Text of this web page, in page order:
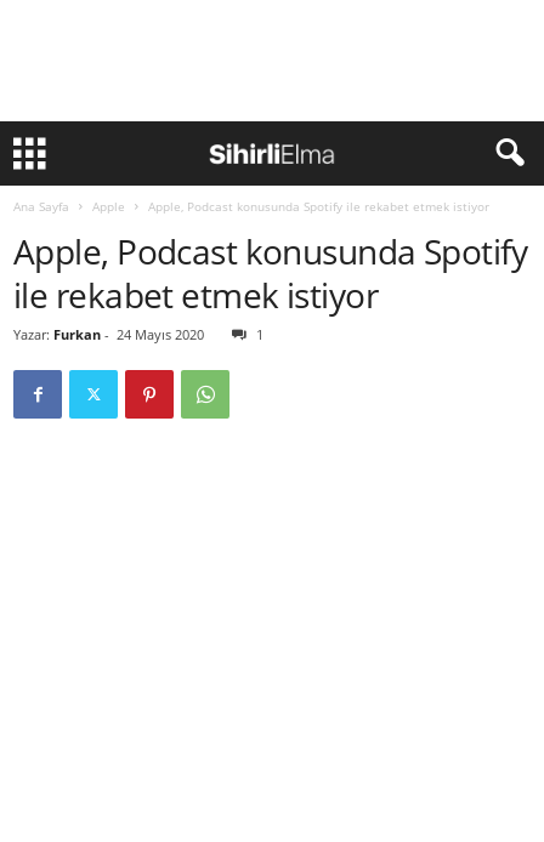
Ana Sayfa Apple Apple, Podcast konusunda Spotify ile rekabet etmek istiyor
Apple, Podcast konusunda Spotify
ile rekabet etmek istiyor
Yazar: Furkan - 24 Mayıs 2020 1